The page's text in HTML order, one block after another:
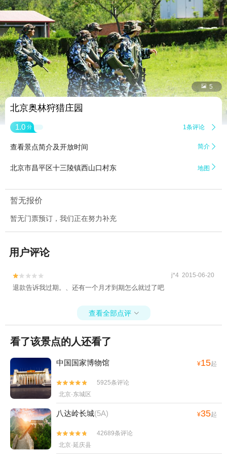
 5
北京奥林狩猎庄园
1.0 分 1条评论 
查看景点简介及开放时间 简介 
北京市昌平区十三陵镇西山口村东 地图 
暂无报价
暂无门票预订，我们正在努力补充
用户评论

 j*4 2015-06-20
退款告诉我过期。、还有一个月才到期怎么就过了吧
查看全部点评 
看了该景点的人还看了
中国国家博物馆 ¥15起


5925条评论
北京·东城区
八达岭长城(5A) ¥35起


42689条评论
北京·延庆县
